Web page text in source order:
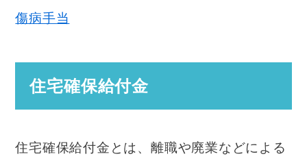
傷病手当
住宅確保給付金
住宅確保給付金とは、離職や廃業などによる